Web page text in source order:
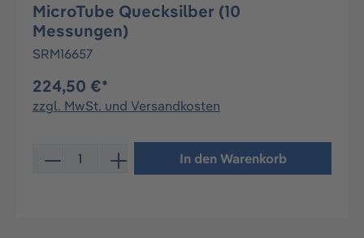
MicroTube Quecksilber (10
Messungen)
SRM16657
224,50 €*
zzgl. MwSt. und Versandkosten
Produkt Anzahl: Gib den gewünschten Wert ein oder
In den Warenkorb